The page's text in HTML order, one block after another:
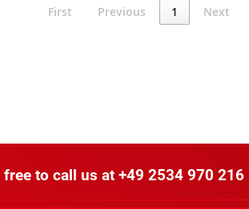
First Previous 1 Next
to call us at +49 2534 970 216